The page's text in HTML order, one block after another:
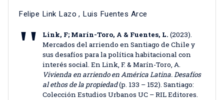
Felipe Link Lazo , Luis Fuentes Arce
Link, F; Marín-Toro, A & Fuentes, L. (2023).
Mercados del arriendo en Santiago de Chile y
sus desafíos para la política habitacional con
interés social. En Link, F. & Marín-Toro, A.
Vivienda en arriendo en América Latina. Desafíos
al ethos de la propiedad(p. 133 – 152). Santiago:
Colección Estudios Urbanos UC – RIL Editores.